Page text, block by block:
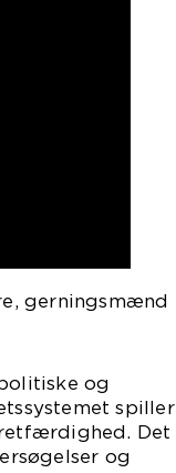
gerningsmænd
og
spiller
Det
og